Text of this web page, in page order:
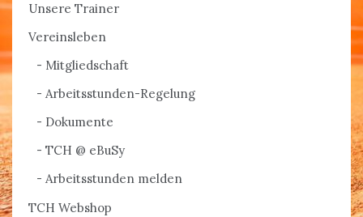
Unsere Trainer
Vereinsleben
Mitgliedschaft
Arbeitsstunden-Regelung
Dokumente
TCH @ eBuSy
Arbeitsstunden melden
TCH Webshop